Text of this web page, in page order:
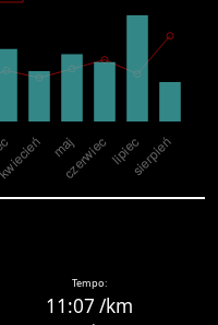
Tempo:
11:07 /km